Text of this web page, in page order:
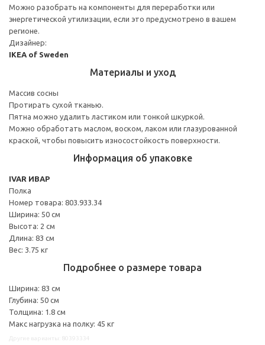
Можно разобрать на компоненты для переработки или
энергетической утилизации, если это предусмотрено в вашем
регионе.
Дизайнер:
IKEA of Sweden
Материалы и уход
Массив сосны
Протирать сухой тканью.
Пятна можно удалить ластиком или тонкой шкуркой.
Можно обработать маслом, воском, лаком или глазурованной
краской, чтобы повысить износостойкость поверхности.
Информация об упаковке
IVAR ИВАР
Полка
Номер товара: 803.933.34
Ширина: 50 см
Высота: 2 см
Длина: 83 см
Вес: 3.75 кг
Подробнее о размере товара
Ширина: 83 см
Глубина: 50 см
Толщина: 1.8 см
Макс нагрузка на полку: 45 кг